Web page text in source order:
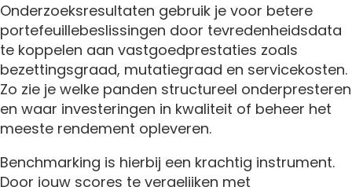
Onderzoeksresultaten gebruik je voor betere
portefeuillebeslissingen door tevredenheidsdata
te koppelen aan vastgoedprestaties zoals
bezettingsgraad, mutatiegraad en servicekosten.
Zo zie je welke panden structureel onderpresteren
en waar investeringen in kwaliteit of beheer het
meeste rendement opleveren.
Benchmarking is hierbij een krachtig instrument.
Door jouw scores te vergelijken met